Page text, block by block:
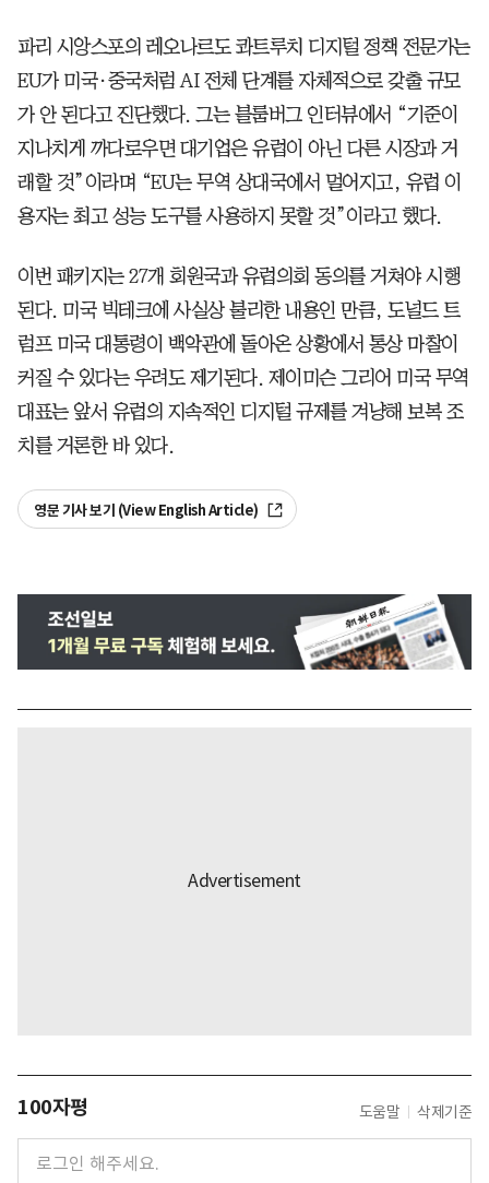
파리 시앙스포의 레오나르도 콰트루치 디지털 정책 전문가는
EU가 미국·중국처럼 AI 전체 단계를 자체적으로 갖출 규모
가 안 된다고 진단했다. 그는 블룸버그 인터뷰에서 “기준이
지나치게 까다로우면 대기업은 유럽이 아닌 다른 시장과 거
래할 것”이라며 “EU는 무역 상대국에서 멀어지고, 유럽 이
용자는 최고 성능 도구를 사용하지 못할 것”이라고 했다.
이번 패키지는 27개 회원국과 유럽의회 동의를 거쳐야 시행
된다. 미국 빅테크에 사실상 불리한 내용인 만큼, 도널드 트
럼프 미국 대통령이 백악관에 돌아온 상황에서 통상 마찰이
커질 수 있다는 우려도 제기된다. 제이미슨 그리어 미국 무역
대표는 앞서 유럽의 지속적인 디지털 규제를 겨냥해 보복 조
치를 거론한 바 있다.
영문 기사 보기 (View English Article)
100자평 도움말 삭제기준